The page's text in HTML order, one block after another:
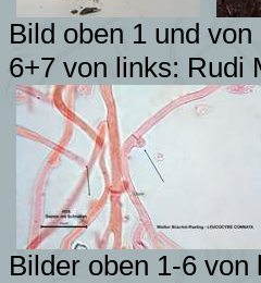
Bild oben 1 und von
6+7 von links: Rudi
Bilder oben 1-6